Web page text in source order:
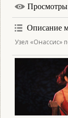
Просмотры
Описание
Узел «Онассис»